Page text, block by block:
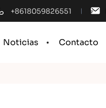
+8618059826551
Noticias Contacto